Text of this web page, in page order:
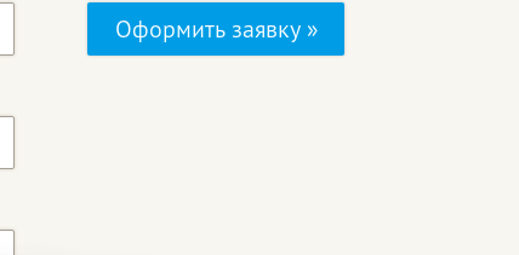
Оформить заявку »